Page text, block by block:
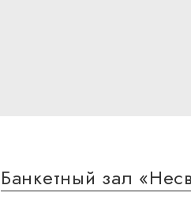
Банкетный зал